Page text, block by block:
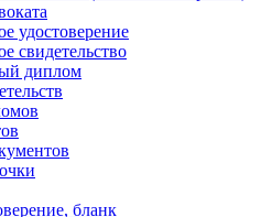
удостоверение
свидетельство
диплом
бланк